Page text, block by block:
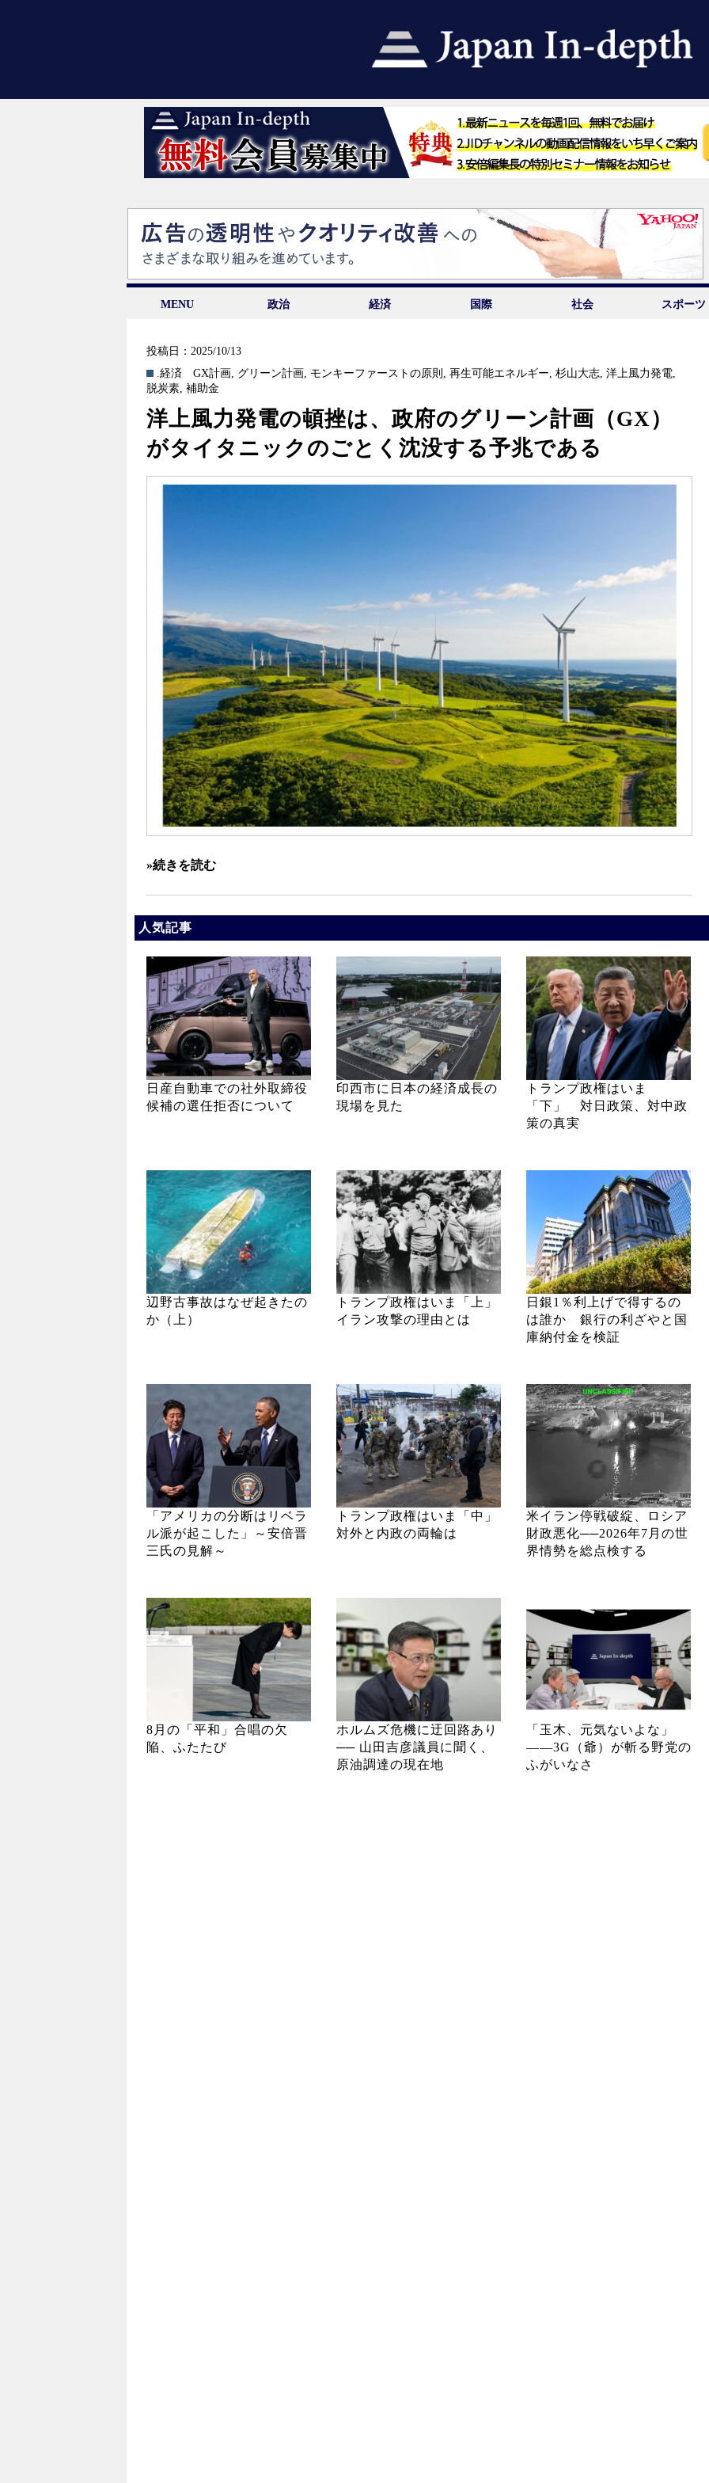
MENU 政治 経済 国際 社会 スポーツ
投稿日：2025/10/13
.経済
GX計画, グリーン計画, モンキーファーストの原則 ,再生可能エネルギー,杉山大志,洋上風力発電,
脱炭素, 補助金
洋上風力発電の頓挫は、政府のグリーン計画（GX）
がタイタニックのごとく沈没する予兆である
»続きを読む
人気記事
日産自動車での社外取締役
候補の選任拒否について
印西市に日本の経済成長の
現場を見た
トランプ政権はいま
「下」 対日政策、対中政
策の真実
辺野古事故はなぜ起きたの
か（上）
トランプ政権はいま「上」
イラン攻撃の理由とは
日銀1％利上げで得するの
は誰か 銀行の利ざやと国
庫納付金を検証
「アメリカの分断はリベラ
ル派が起こした」～安倍晋
三氏の見解～
トランプ政権はいま「中」
対外と内政の両輪は
米イラン停戦破綻、ロシア
財政悪化──2026年7月の世
界情勢を総点検する
8月の「平和」合唱の欠
陥、ふたたび
ホルムズ危機に迂回路あり
── 山田吉彦議員に聞く、
原油調達の現在地
「玉木、元気ないよな」
――3G（爺）が斬る野党の
ふがいなさ